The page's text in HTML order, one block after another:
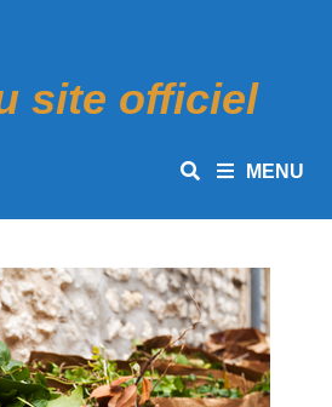
site officiel
MENU